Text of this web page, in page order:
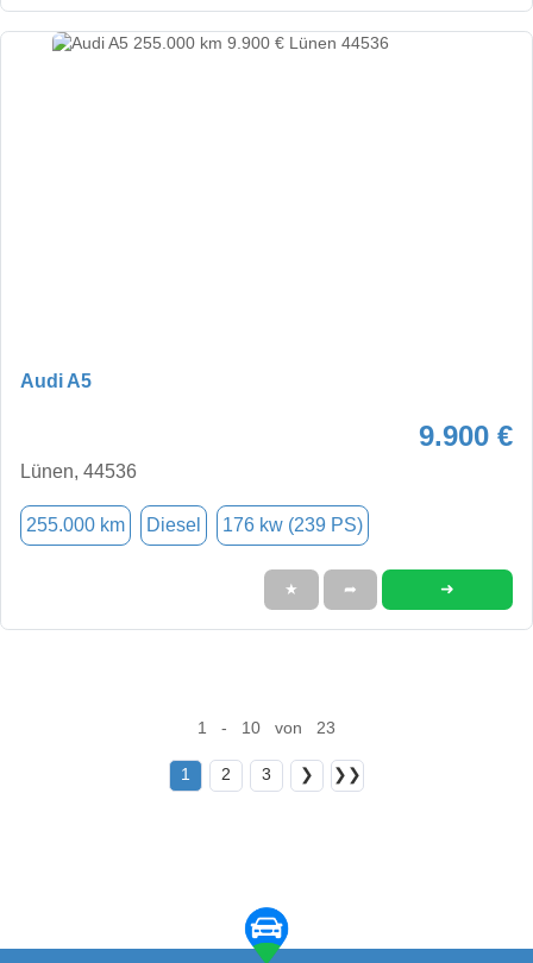
Audi A5
9.900 €
Lünen, 44536
255.000 km Diesel 176 kw (239 PS)
★ ➦ ➜
1 - 10 von 23
1 2 3 ❯ ❯❯